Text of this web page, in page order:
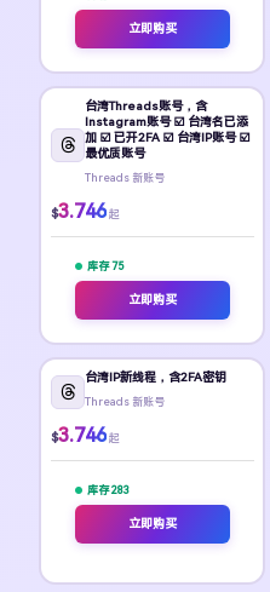
立即购买
台湾Threads账号，含
Instagram账号 ☑️ 台湾名已添
加 ☑️ 已开2FA ☑️ 台湾IP账号 ☑️
最优质账号
Threads 新账号
$3.746 起
库存 75
立即购买
台湾IP新线程，含2FA密钥
Threads 新账号
$3.746 起
库存 283
立即购买